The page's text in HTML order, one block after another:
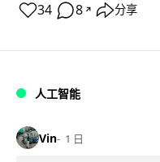
34 8 ↗ 分享
人工智能
Vin 1 日